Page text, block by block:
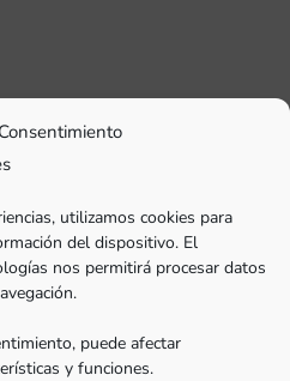
utilizamos cookies para
del dispositivo. El
nos permitirá procesar datos
puede afectar
y funciones.
envinilook.net